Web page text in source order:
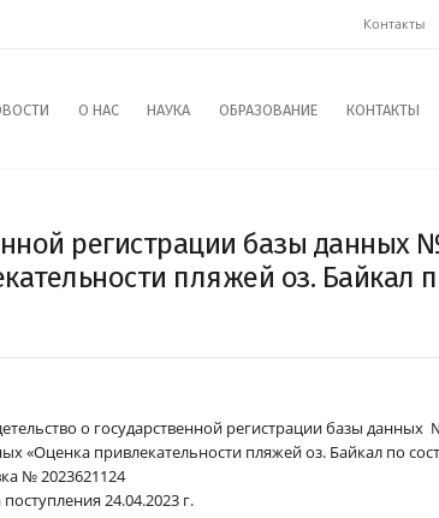
Контакты
О НАС НАУКА ОБРАЗОВАНИЕ КОНТАКТЫ
регистрации базы данных
пляжей оз. Байкал
о государственной регистрации базы данных
«Оценка привлекательности пляжей оз. Байкал по
№ 2023621124
поступления 24.04.2023 г.